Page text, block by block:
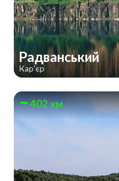
Радванський
Кар'єр
402 км